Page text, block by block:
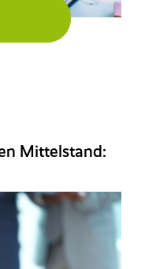
Mittelstand: